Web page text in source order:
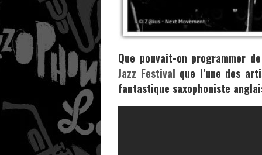
Que pouvait-on programmer
Jazz Festival que l’une des
fantastique saxophoniste